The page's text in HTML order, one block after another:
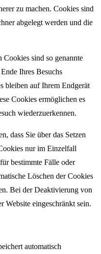
zu machen. Cookies sind
abgelegt werden und die
Cookies sind so genannte
Ihres Besuchs
bleiben auf Ihrem Endgerät
Cookies ermöglichen es
wiederzuerkennen.
dass Sie über das Setzen
nur im Einzelfall
bestimmte Fälle oder
Löschen der Cookies
Bei der Deaktivierung von
Website eingeschränkt sein.
automatisch